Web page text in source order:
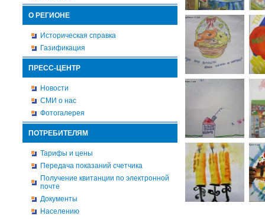
О РЕГИОНЕ
Историческая справка
Газификация
ПРЕСС-ЦЕНТР
Новости
СМИ о нас
Фотогалерея
ПОТРЕБИТЕЛЯМ
Тарифы и цены
Передача показаний счетчика
Получение квитанции по электронной
почте
Документы
Населению